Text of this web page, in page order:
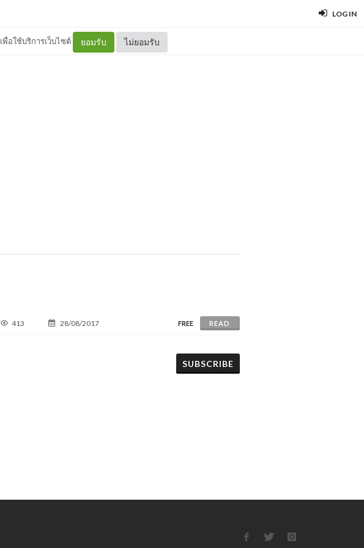
LOG IN
เพื่อใช้บริการเว็บไซต์ ยอมรับ ไม่ยอมรับ
413 28/08/2017 FREE READ
SUBSCRIBE